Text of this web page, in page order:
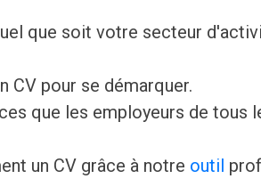
que soit votre secteur
CV pour se démarquer.
que les employeurs de tous
un CV grâce à notre outil